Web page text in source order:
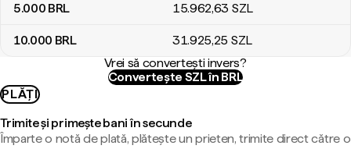
5.000 BRL 15.962,63 SZL
10.000 BRL 31.925,25 SZL
Vrei să convertești invers?
Convertește SZL în BRL
PLĂȚI
Trimite și primește bani în secunde
Împarte o notă de plată, plătește un prieten, trimite direct către o